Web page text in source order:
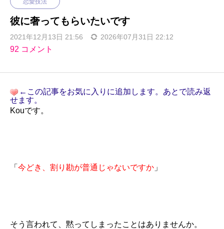
恋愛技法
彼に奢ってもらいたいです
2021年12月13日 21:56 2026年07月31日 22:12
92 コメント
←この記事をお気に入りに追加します。あとで読み返
せます。
Kouです。
「 今どき、割り勘が普通じゃないですか 」
そう言われて、黙ってしまったことはありませんか。